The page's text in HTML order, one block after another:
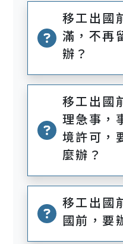
移工出國
滿，不再
辦？
移工出國
理急事，
境許可，
麼辦？
移工出國
國前，要